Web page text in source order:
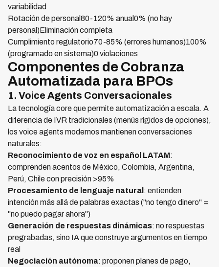
variabilidad
Rotación de personal80-120% anual0% (no hay
personal)Eliminación completa
Cumplimiento regulatorio70-85% (errores humanos)100%
(programado en sistema)0 violaciones
Componentes de Cobranza
Automatizada para BPOs
1. Voice Agents Conversacionales
La tecnología core que permite automatización a escala. A
diferencia de IVR tradicionales (menús rígidos de opciones),
los voice agents modernos mantienen conversaciones
naturales:
Reconocimiento de voz en español LATAM:
comprenden acentos de México, Colombia, Argentina,
Perú, Chile con precisión >95%
Procesamiento de lenguaje natural : entienden
intención más allá de palabras exactas ("no tengo dinero" =
"no puedo pagar ahora")
Generación de respuestas dinámicas: no respuestas
pregrabadas, sino IA que construye argumentos en tiempo
real
Negociación autónoma: proponen planes de pago,